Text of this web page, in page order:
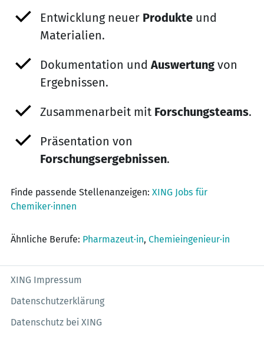
Entwicklung neuer Produkte und
Materialien.
Dokumentation und Auswertung von
Ergebnissen.
Zusammenarbeit mit Forschungsteams.
Präsentation von
Forschungsergebnissen.
Finde passende Stellenanzeigen: XING Jobs für
Chemiker·innen
Ähnliche Berufe: Pharmazeut·in, Chemieingenieur·in
XING Impressum
Datenschutzerklärung
Datenschutz bei XING